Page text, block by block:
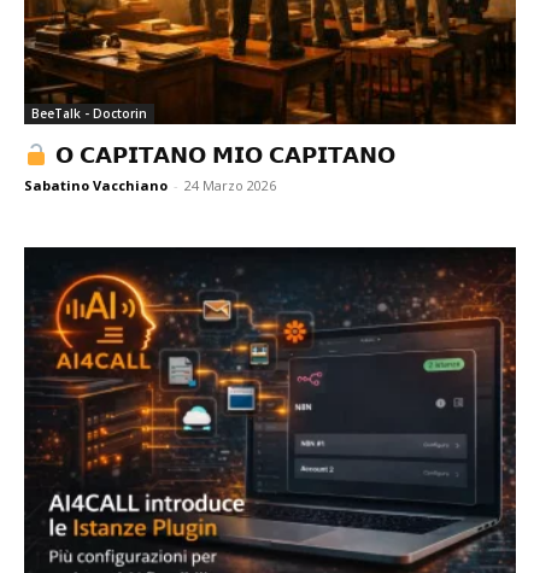
BeeTalk - Doctorin
𝗢 𝗖𝗔𝗣𝗜𝗧𝗔𝗡𝗢 𝗠𝗜𝗢 𝗖𝗔𝗣𝗜𝗧𝗔𝗡𝗢
Sabatino Vacchiano - 24 Marzo 2026